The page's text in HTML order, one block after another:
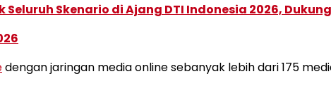
Skenario di Ajang DTI Indonesia 2026,
dengan jaringan media online sebanyak lebih dari 175